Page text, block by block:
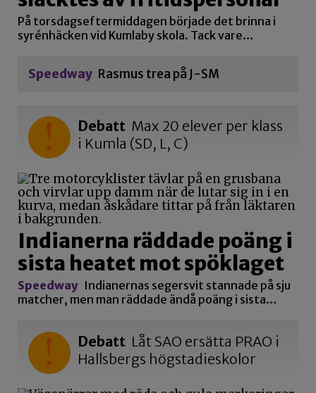
På torsdagseftermiddagen började det brinna i
syrénhäcken vid Kumlaby skola. Tack vare…
Speedway Rasmus trea på J-SM
Debatt Max 20 elever per klass
i Kumla (SD, L, C)
Indianerna räddade poäng i
sista heatet mot spöklaget
Speedway Indianernas segersvit stannade på sju
matcher, men man räddade ändå poäng i sista…
Debatt Låt SAO ersätta PRAO i
Hallsbergs högstadieskolor